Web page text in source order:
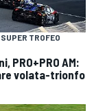
TROFEO
PRO+PRO AM:
volata-trionfo